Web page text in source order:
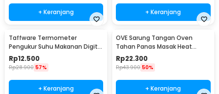
+ Keranjang + Keranjang
Taffware Termometer
Pengukur Suhu Makanan Digital
Daging Kopi Susu - TP101
Rp12.500
Rp28.900 57%
+ Keranjang
OVE Sarung Tangan Oven
Tahan Panas Masak Heat
Resistant Gloves - 540F
Rp22.300
Rp43.900 50%
+ Keranjang